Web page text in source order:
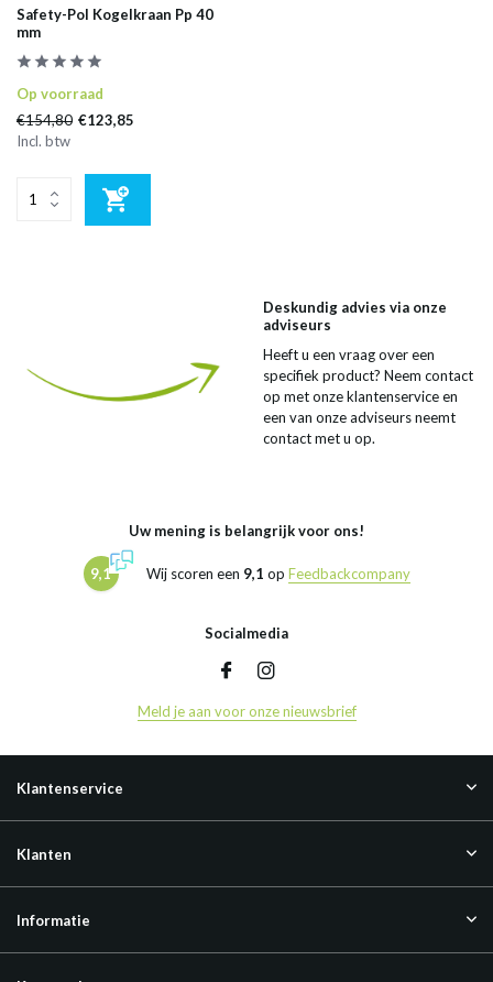
Safety-Pol Kogelkraan Pp 40
mm
Op voorraad
€154,80 €123,85
Incl. btw
Deskundig advies via onze
adviseurs
Heeft u een vraag over een
specifiek product? Neem contact
op met onze klantenservice en
een van onze adviseurs neemt
contact met u op.
Uw mening is belangrijk voor ons!
9,1 Wij scoren een 9,1 op Feedbackcompany
Socialmedia
Meld je aan voor onze nieuwsbrief
Klantenservice
Klanten
Informatie